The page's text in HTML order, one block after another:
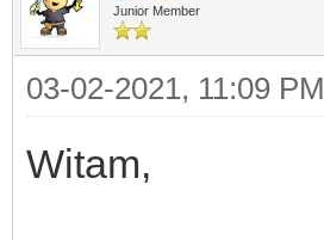
Junior Member
03-02-2021, 11:09 PM
Witam,